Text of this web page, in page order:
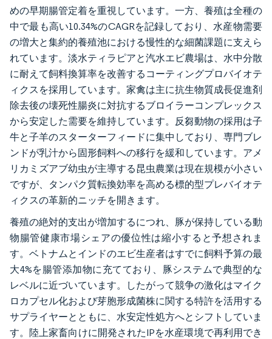
めの早期腸管定着を重視しています。一方、養殖は全種の
中で最も高い10.34%のCAGRを記録しており、水産物需要
の増大と集約的養殖池における慢性的な細菌課題に支えら
れています。淡水ティラピアと汽水エビ農場は、水中分散
に耐えて飼料換算率を改善するコーティングプロバイオテ
ィクスを採用しています。家禽は主に抗生物質成長促進剤
除去後の壊死性腸炎に対抗するブロイラーコンプレックス
から安定した需要を維持しています。反芻動物の採用は子
牛と子羊のスターターフィードに集中しており、専門ブレ
ンドが乳汁から固形飼料への移行を緩和しています。アメ
リカミズアブ幼虫が主導する昆虫農業は現在規模が小さい
ですが、タンパク質転換効率を高める標的型プレバイオテ
ィクスの革新的ニッチを開きます。
養殖の絶対的支出が増加するにつれ、豚が保持している動
物腸管健康市場シェアの優位性は縮小すると予想されま
す。ベトナムとインドのエビ生産者はすでに飼料予算の最
大4%を腸管添加物に充てており、豚システムで典型的な
レベルに近づいています。したがって競争の激化はマイク
ロカプセル化および芽胞形成菌株に関する特許を活用する
サプライヤーとともに、水安定性処方へとシフトしていま
す。陸上家畜向けに開発されたIPを水産環境で再利用でき